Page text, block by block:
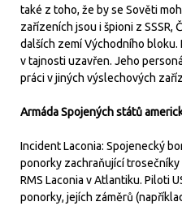
také z toho, že by se Sověti
zařízeních jsou i špioni z SSSR,
dalších zemí Východního
v tajnosti uzavřen. Jeho
práci v jiných výslechových
Armáda Spojených států
Incident Laconia: Spojenecký
ponorky zachraňující
RMS Laconia v Atlantiku. Piloti
ponorky, jejích záměrů